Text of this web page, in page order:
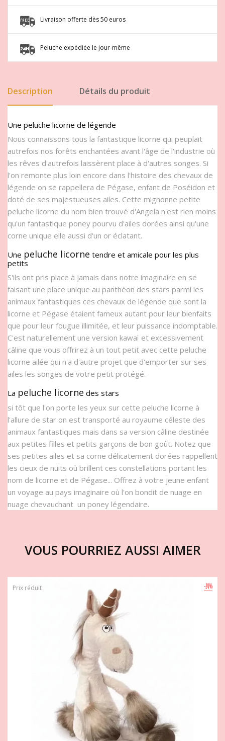
Livraison offerte dès 50 euros
Peluche expédiée le jour-même
Description Détails du produit
Une peluche licorne de légende
Nous connaissons tous la fantastique licorne qui peuplait
autrefois nos forêts enchantées avant l'âge de l'industrie où
les rêves d'autrefois laissèrent place à d'autres songes. Si
l'on remonte plus loin encore dans l'histoire des chevaux de
légende on se rappellera de Pégase, enfant de Poséidon et
doté de ses majestueuses ailes. Cette mignonne petite
peluche licorne du nom bien trouvé d'Angela n'est rien moins
qu'un fantastique poney pourvu d'ailes dorées ainsi qu'une
corne unique elle aussi d'un or éclatant.
Une peluche licorne tendre et amicale pour les plus
petits
S'ils ont pris place à jamais dans notre imaginaire en se
faisant une place unique au panthéon des stars parmi les
animaux fantastiques ces chevaux de légende que sont la
licorne et Pégase étaient fameux autant pour leur bienfaits
que pour leur fougue illimitée, et leur puissance indomptable.
C'est naturellement une version kawaï et excessivement
câline que vous offrirez à un tout petit avec cette peluche
licorne ailée qui n'a d'autre projet que d'emporter sur ses
ailes les songes de votre petit protégé.
La peluche licorne des stars
si tôt que l'on porte les yeux sur cette peluche licorne à
l'allure de star on est transporté au royaume céleste des
animaux fantastiques mais dans sa version câline destinée
aux petites filles et petits garçons de bon goût. Notez que
ses petites ailes et sa corne délicatement dorées rappellent
les cieux de nuits où brillent ces constellations portant les
nom de licorne et de Pégase... Offrez à votre jeune enfant
un voyage au pays imaginaire où l'on bondit de nuage en
nuage chevauchant un poney légendaire.
VOUS POURRIEZ AUSSI AIMER
-20%
Prix réduit